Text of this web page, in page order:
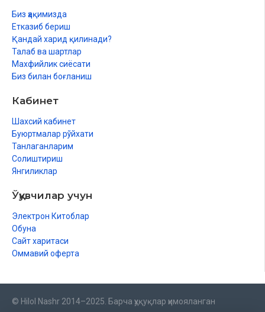
Биз ҳақимизда
Етказиб бериш
Қандай харид қилинади?
Талаб ва шартлар
Махфийлик сиёсати
Биз билан боғланиш
Кабинет
Шахсий кабинет
Буюртмалар рўйхати
Танлаганларим
Солиштириш
Янгиликлар
Ўқувчилар учун
Электрон Китоблар
Обуна
Сайт харитаси
Оммавий оферта
© Hilol Nashr 2014–2025. Барча ҳуқуқлар ҳимояланган